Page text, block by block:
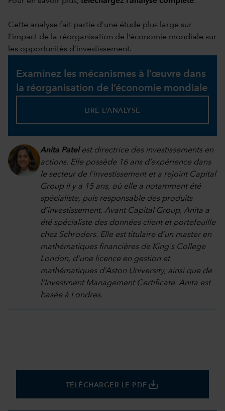
Cette analyse fait partie d’une étude plus large sur
l’impact de la réorganisation de l’économie mondiale sur
les opportunités d’investissement.
Examinez les mécanismes à l’œuvre dans
la réorganisation de l’économie mondiale
LIRE L’ANALYSE
Anita Patel est directrice des investissements en
actions. Elle possède 16 ans d’expérience dans
le secteur de l’investissement et a rejoint Capital
Group il y a 15 ans, où elle a notamment été
spécialiste, puis responsable des produits
d’investissement. Avant Capital Group, Anita a
été spécialiste des données client et portefeuille
chez Schroders. Elle est titulaire d’un master en
mathématiques financières de King's College
London, d’une licence en gestion et
mathématiques d’Aston University, ainsi que de
l’Investment Management Certificate. Anita est
basée à Londres.
TÉLÉCHARGER LE PDF save_alt